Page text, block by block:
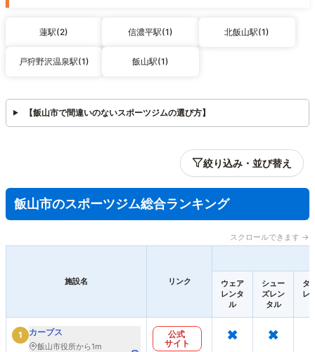
蓮駅(2) 信濃平駅(1) 北飯山駅(1)
戸狩野沢温泉駅(1) 飯山駅(1)
【飯山市で間違いのないスポーツジムの選び方】
絞り込み・並び替え
飯山市のスポーツジム総合ランキング
スクロールできます →
施設名 リンク
ウェア
レンタ
ル
シュー
ズレン
タル
タ
レ
1 カーブス
飯山市役所から1m
公式
サイト
× ×